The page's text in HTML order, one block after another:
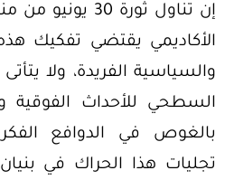
إن تناول ثورة 30
الأكاديمي يقتضي تفكيك هذه
والسياسية الفريدة، ولا
السطحي للأحداث الفوقية
بالغوص في الدوافع
تجليات هذا الحراك في